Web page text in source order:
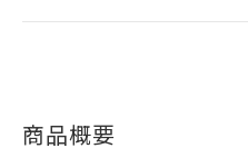
商品概要